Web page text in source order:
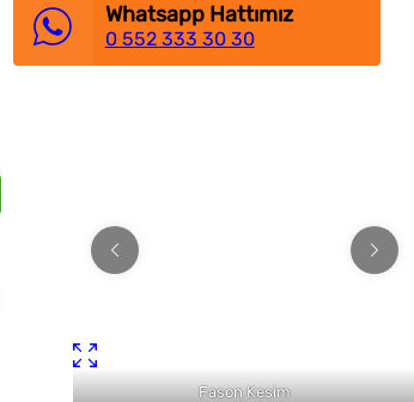
Whatsapp Hattımız
0 552 333 30 30
Fason Kesim